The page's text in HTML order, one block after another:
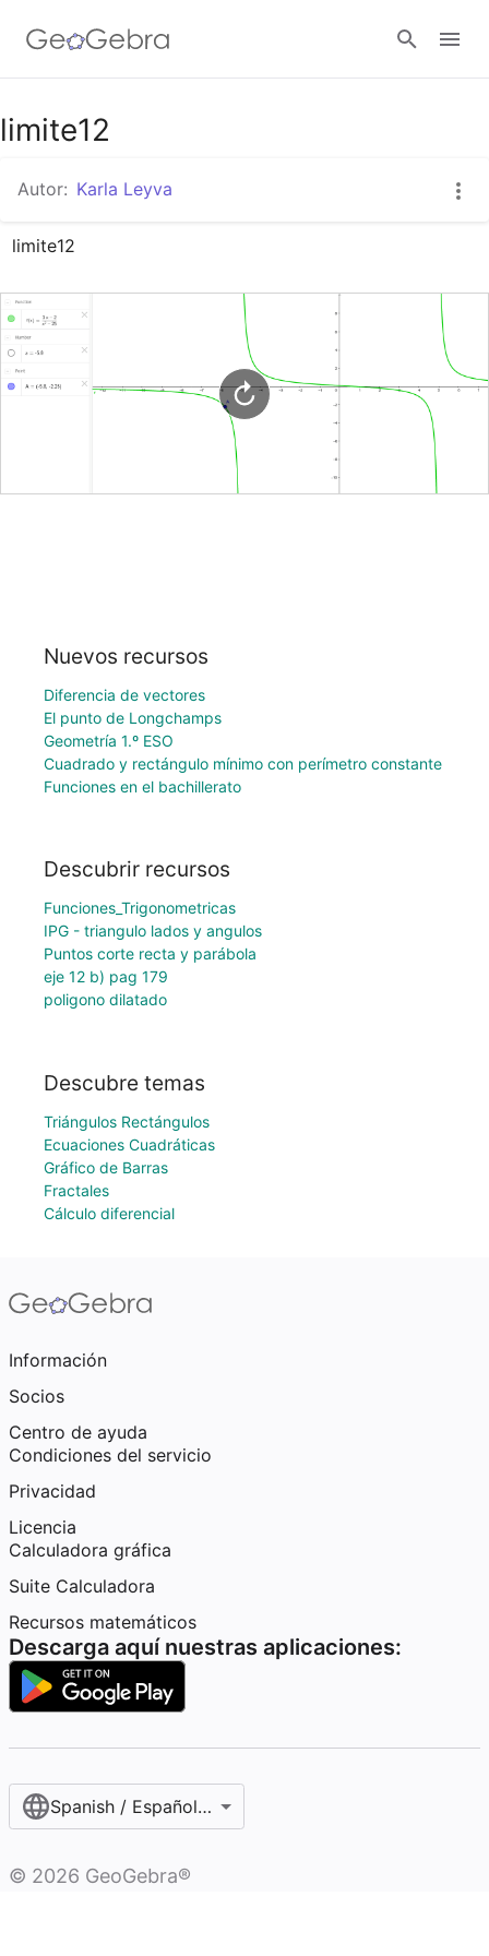
Google Classroom
GeoGebra Classroom
limite12
Autor: Karla Leyva
limite12
Nuevos recursos
Diferencia de vectores
El punto de Longchamps
Geometría 1.º ESO
Cuadrado y rectángulo mínimo con perímetro constante
Funciones en el bachillerato
Descubrir recursos
Funciones_Trigonometricas
IPG - triangulo lados y angulos
Puntos corte recta y parábola
eje 12 b) pag 179
poligono dilatado
Descubre temas
Triángulos Rectángulos
Ecuaciones Cuadráticas
Gráfico de Barras
Fractales
Cálculo diferencial
Información
Socios
Centro de ayuda
Condiciones del servicio
Privacidad
Licencia
Calculadora gráfica
Suite Calculadora
Recursos matemáticos
Descarga aquí nuestras aplicaciones:
Spanish / Español (internacional)
© 2026 GeoGebra®